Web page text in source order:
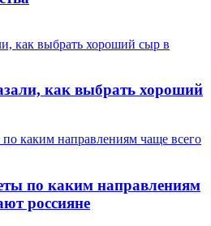
как выбрать хороший
по каким направлениям
россияне